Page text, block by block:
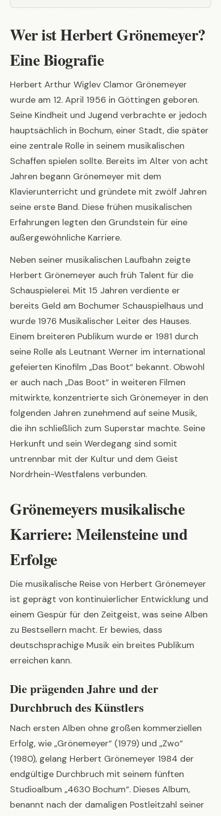
Wer ist Herbert Grönemeyer?
Eine Biografie
Herbert Arthur Wiglev Clamor Grönemeyer
wurde am 12. April 1956 in Göttingen geboren.
Seine Kindheit und Jugend verbrachte er jedoch
hauptsächlich in Bochum, einer Stadt, die später
eine zentrale Rolle in seinem musikalischen
Schaffen spielen sollte. Bereits im Alter von acht
Jahren begann Grönemeyer mit dem
Klavierunterricht und gründete mit zwölf Jahren
seine erste Band. Diese frühen musikalischen
Erfahrungen legten den Grundstein für eine
außergewöhnliche Karriere.
Neben seiner musikalischen Laufbahn zeigte
Herbert Grönemeyer auch früh Talent für die
Schauspielerei. Mit 15 Jahren verdiente er
bereits Geld am Bochumer Schauspielhaus und
wurde 1976 Musikalischer Leiter des Hauses.
Einem breiteren Publikum wurde er 1981 durch
seine Rolle als Leutnant Werner im international
gefeierten Kinofilm „Das Boot“ bekannt. Obwohl
er auch nach „Das Boot“ in weiteren Filmen
mitwirkte, konzentrierte sich Grönemeyer in den
folgenden Jahren zunehmend auf seine Musik,
die ihn schließlich zum Superstar machte. Seine
Herkunft und sein Werdegang sind somit
untrennbar mit der Kultur und dem Geist
Nordrhein-Westfalens verbunden.
Grönemeyers musikalische
Karriere: Meilensteine und
Erfolge
Die musikalische Reise von Herbert Grönemeyer
ist geprägt von kontinuierlicher Entwicklung und
einem Gespür für den Zeitgeist, was seine Alben
zu Bestsellern macht. Er bewies, dass
deutschsprachige Musik ein breites Publikum
erreichen kann.
Die prägenden Jahre und der
Durchbruch des Künstlers
Nach ersten Alben ohne großen kommerziellen
Erfolg, wie „Grönemeyer“ (1979) und „Zwo“
(1980), gelang Herbert Grönemeyer 1984 der
endgültige Durchbruch mit seinem fünften
Studioalbum „4630 Bochum“. Dieses Album,
benannt nach der damaligen Postleitzahl seiner